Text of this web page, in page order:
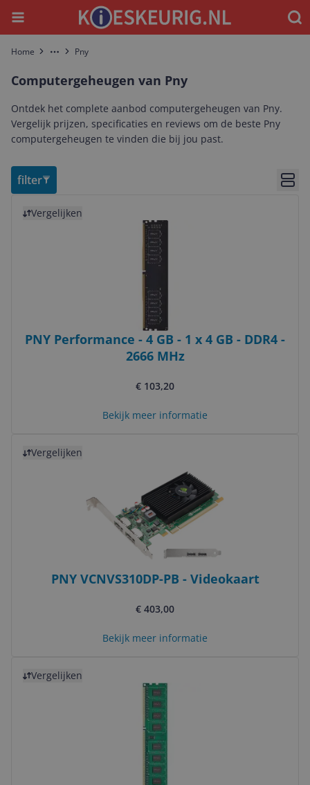
Menu
Home More Pny
Computergeheugen van Pny
Ontdek het complete aanbod computergeheugen van Pny.
Vergelijk prijzen, specificaties en reviews om de beste Pny
computergeheugen te vinden die bij jou past.
filter
Vergelijken
PNY Performance - 4 GB - 1 x 4 GB - DDR4 -
2666 MHz
€ 103,20
Bekijk meer informatie
Vergelijken
PNY VCNVS310DP-PB - Videokaart
€ 403,00
Bekijk meer informatie
Vergelijken